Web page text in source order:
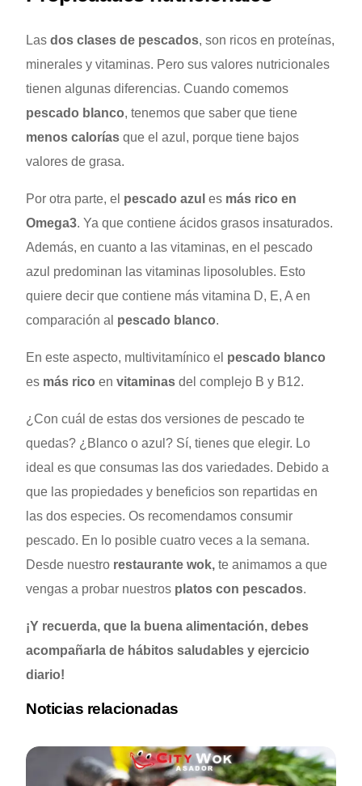
Las dos clases de pescados, son ricos en proteínas,
minerales y vitaminas. Pero sus valores nutricionales
tienen algunas diferencias. Cuando comemos
pescado blanco, tenemos que saber que tiene
menos calorías que el azul, porque tiene bajos
valores de grasa.
Por otra parte, el pescado azul es más rico en
Omega3. Ya que contiene ácidos grasos insaturados.
Además, en cuanto a las vitaminas, en el pescado
azul predominan las vitaminas liposolubles. Esto
quiere decir que contiene más vitamina D, E, A en
comparación al pescado blanco.
En este aspecto, multivitamínico el pescado blanco
es más rico envitaminasdel complejo B y B12.
¿Con cuál de estas dos versiones de pescado te
quedas? ¿Blanco o azul? Sí, tienes que elegir. Lo
ideal es que consumas las dos variedades. Debido a
que las propiedades y beneficios son repartidas en
las dos especies. Os recomendamos consumir
pescado. En lo posible cuatro veces a la semana.
Desde nuestro restaurante wok, te animamos a que
vengas a probar nuestros platos con pescados.
¡Y recuerda, que la buena alimentación, debes
acompañarla de hábitos saludables y ejercicio
diario!
Noticias relacionadas